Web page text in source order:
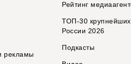
рекламы
Рейтинг
ТОП-30
России 2026
Подкасты